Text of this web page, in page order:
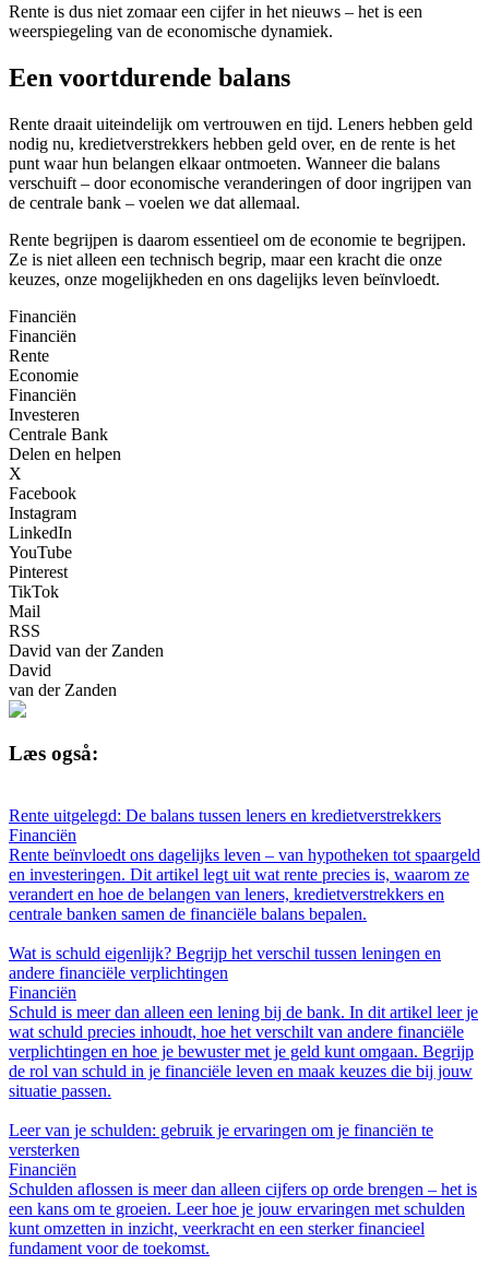
Rente is dus niet zomaar een cijfer in het nieuws – het is een
weerspiegeling van de economische dynamiek.
Een voortdurende balans
Rente draait uiteindelijk om vertrouwen en tijd. Leners hebben geld
nodig nu, kredietverstrekkers hebben geld over, en de rente is het
punt waar hun belangen elkaar ontmoeten. Wanneer die balans
verschuift – door economische veranderingen of door ingrijpen van
de centrale bank – voelen we dat allemaal.
Rente begrijpen is daarom essentieel om de economie te begrijpen.
Ze is niet alleen een technisch begrip, maar een kracht die onze
keuzes, onze mogelijkheden en ons dagelijks leven beïnvloedt.
Financiën
Financiën
Rente
Economie
Financiën
Investeren
Centrale Bank
Delen en helpen
X
Facebook
Instagram
LinkedIn
YouTube
Pinterest
TikTok
Mail
RSS
David van der Zanden
David
van der Zanden
Læs også:
Rente uitgelegd: De balans tussen leners en kredietverstrekkers
Financiën
Rente beïnvloedt ons dagelijks leven – van hypotheken tot spaargeld
en investeringen. Dit artikel legt uit wat rente precies is, waarom ze
verandert en hoe de belangen van leners, kredietverstrekkers en
centrale banken samen de financiële balans bepalen.
Wat is schuld eigenlijk? Begrijp het verschil tussen leningen en
andere financiële verplichtingen
Financiën
Schuld is meer dan alleen een lening bij de bank. In dit artikel leer je
wat schuld precies inhoudt, hoe het verschilt van andere financiële
verplichtingen en hoe je bewuster met je geld kunt omgaan. Begrijp
de rol van schuld in je financiële leven en maak keuzes die bij jouw
situatie passen.
Leer van je schulden: gebruik je ervaringen om je financiën te
versterken
Financiën
Schulden aflossen is meer dan alleen cijfers op orde brengen – het is
een kans om te groeien. Leer hoe je jouw ervaringen met schulden
kunt omzetten in inzicht, veerkracht en een sterker financieel
fundament voor de toekomst.